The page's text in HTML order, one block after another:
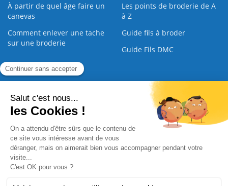
À partir de quel âge faire un
canevas
Les points de broderie de A
à Z
Comment enlever une tache
sur une broderie
Guide fils à broder
Guide Fils DMC
Guide de la Broderie
Nous contacter |
Paiement sécurisé